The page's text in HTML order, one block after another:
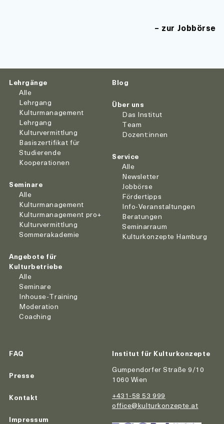
zur Jobbörse
Lehrgänge
Alle
Lehrgang
Kulturmanagement
Lehrgang
Kulturvermittlung
Basiszertifikat für
Studierende
Kooperationen
Seminare
Alle
Kulturmanagement
Kulturmanagement pro+
Kulturvermittlung
Sommerakademie
Angebote für
Kulturbetriebe
Alle
Seminare
Inhouse-Training
Moderation
Coaching
Blog
Über uns
Das Institut
Team
Dozent:innen
Service
Alle
Newsletter
Jobbörse
Fördertipps
Info-Veranstaltungen
Beratungen
Seminarraum
Kulturkonzepte Hamburg
FAQ
Presse
Kontakt
Impressum
Institut für Kulturkonzepte
Gumpendorfer Straße 9/10
1060 Wien
+431-58 53 999
office@kulturkonzepte.at